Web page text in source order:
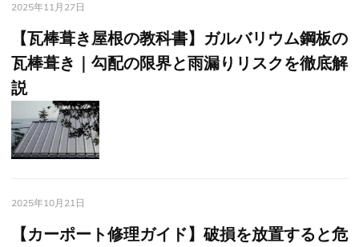
2025年11月27日
【瓦棒葺き屋根の教科書】ガルバリウム鋼板の
瓦棒葺き｜勾配の限界と雨漏りリスクを徹底解
説
2025年10月21日
【カーポート修理ガイド】破損を放置すると危